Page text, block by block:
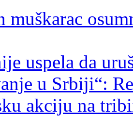
muškarac
uspela da
u Srbiji“:
akciju na